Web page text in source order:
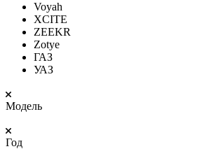
Voyah
XCITE
ZEEKR
Zotye
ГАЗ
УАЗ
Модель
Год